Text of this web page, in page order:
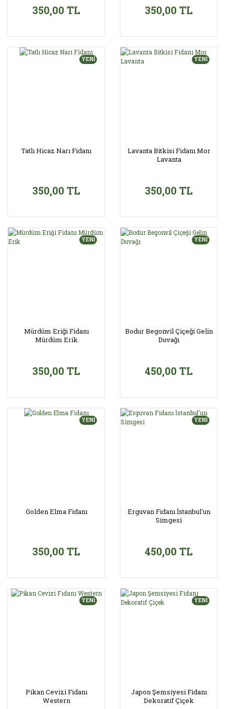
350,00 TL 350,00 TL
YENİ
Tatlı Hicaz Narı Fidanı
350,00 TL
YENİ
Lavanta Bitkisi Fidanı Mor
Lavanta
350,00 TL
YENİ
Mürdüm Eriği Fidanı
Mürdüm Erik
350,00 TL
YENİ
Bodur Begonvil Çiçeği Gelin
Duvağı
450,00 TL
YENİ
Golden Elma Fidanı
350,00 TL
YENİ
Erguvan Fidanı İstanbul'un
Simgesi
450,00 TL
YENİ
Pikan Cevizi Fidanı
Western
YENİ
Japon Şemsiyesi Fidanı
Dekoratif Çiçek